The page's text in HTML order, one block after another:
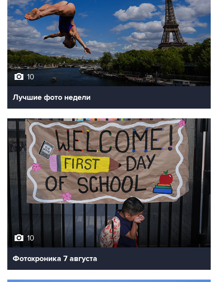
10
Лучшие фото недели
10
Фотохроника 7 августа